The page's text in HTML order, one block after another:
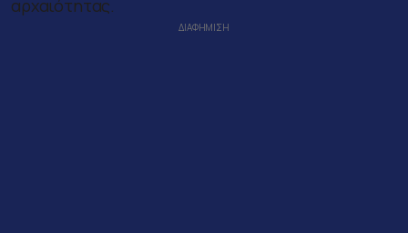
αρχαιότητας.